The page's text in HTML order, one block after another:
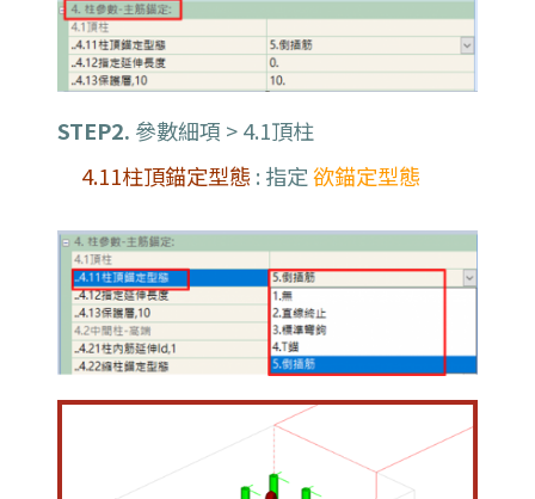
STEP2. 參數細項 > 4.1頂柱
4.11柱頂錨定型態: 指定欲錨定型態